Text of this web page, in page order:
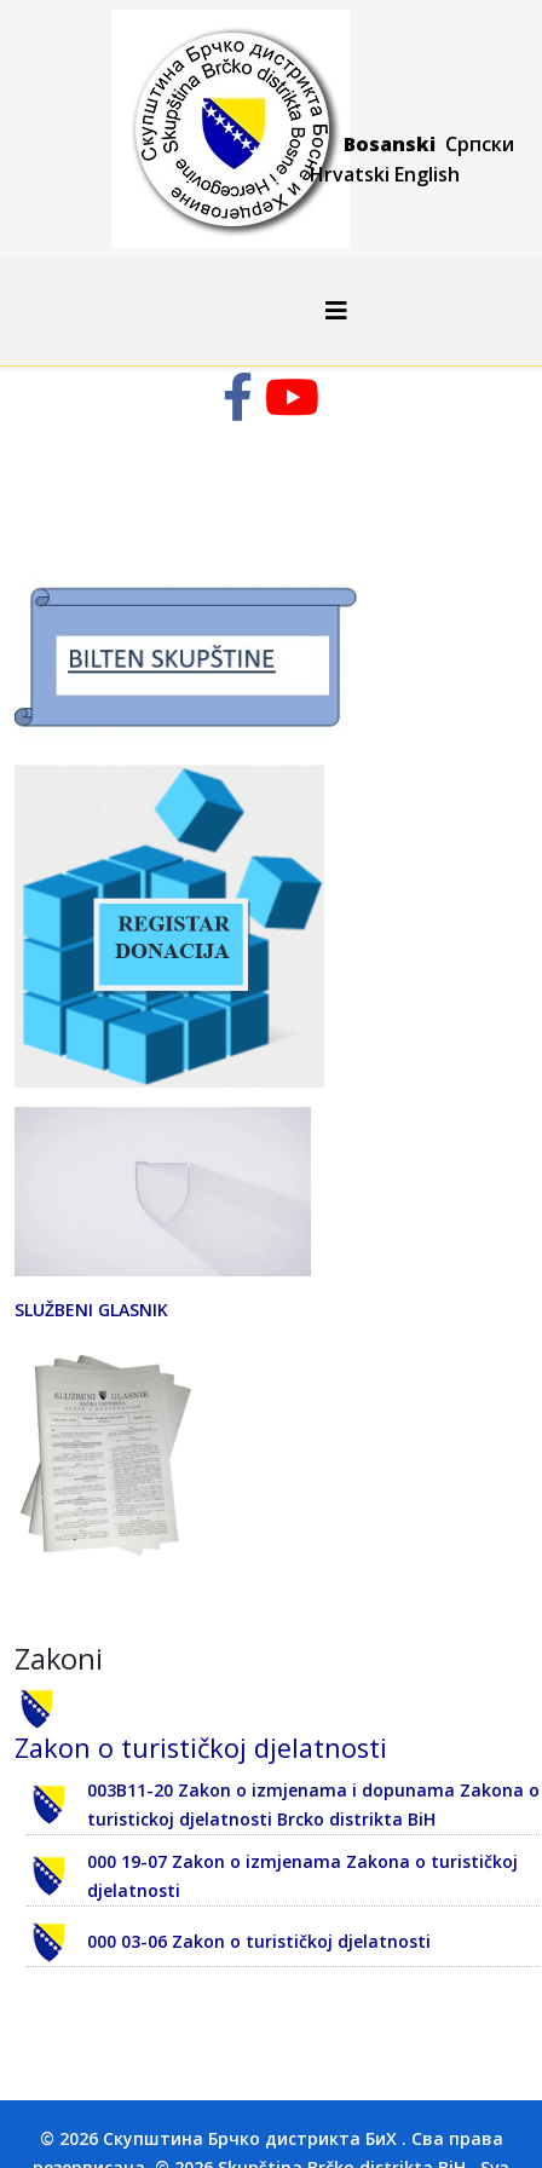
Bosanski Српски
Hrvatski English
SLUŽBENI GLASNIK
Zakoni
Zakon o turističkoj djelatnosti
003B11-20 Zakon o izmjenama i dopunama Zakona o
turistickoj djelatnosti Brcko distrikta BiH
000 19-07 Zakon o izmjenama Zakona o turističkoj
djelatnosti
000 03-06 Zakon o turističkoj djelatnosti
© 2026 Скупштина Брчко дистрикта БиХ . Сва права